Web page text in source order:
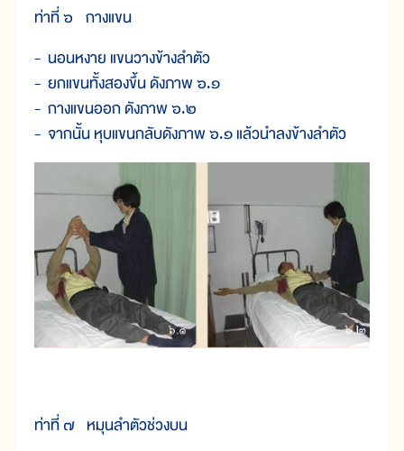
ท่าที่ ๖ กางแขน
- นอนหงาย แขนวางข้างลำตัว
- ยกแขนทั้งสองขึ้น ดังภาพ ๖.๑
- กางแขนออก ดังภาพ ๖.๒
- จากนั้น หุบแขนกลับดังภาพ ๖.๑ แล้วนำลงข้างลำตัว
ท่าที่ ๗ หมุนลำตัวช่วงบน